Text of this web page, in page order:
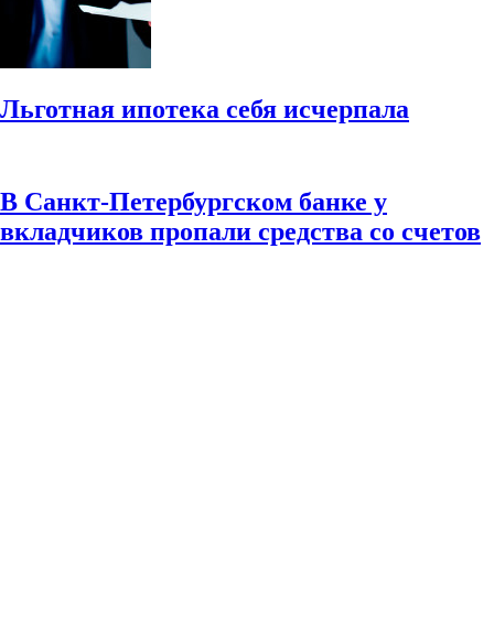
Льготная ипотека себя исчерпала
В Санкт-Петербургском банке у
вкладчиков пропали средства со счетов